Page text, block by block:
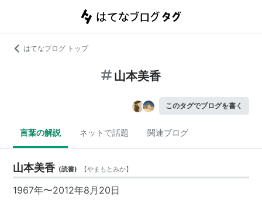
はてなブログ トップ
山本美香
このタグでブログを書く
言葉の解説 ネットで話題 関連ブログ
山本美香 (読書) 【やまもとみか】
1967年〜2012年8月20日